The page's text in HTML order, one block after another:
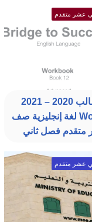
عشر متقدم
كتاب الطالب 2020 – 2021
Workbook لغة إنجليزية صف
متقدم فصل ثاني
عشر متقدم